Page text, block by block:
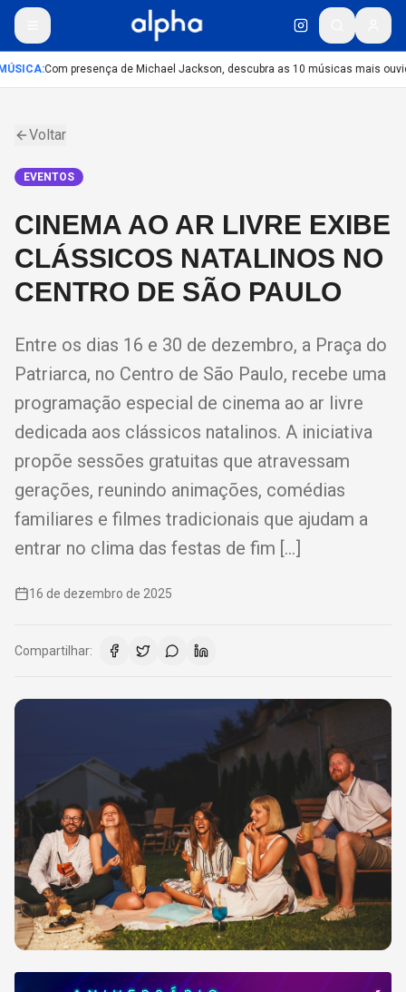
:Com presença de Michael Jackson, descubra as 10 músicas mais
Voltar
EVENTOS
CINEMA AO AR LIVRE EXIBE
CLÁSSICOS NATALINOS NO
CENTRO DE SÃO PAULO
Entre os dias 16 e 30 de dezembro, a Praça do
Patriarca, no Centro de São Paulo, recebe uma
programação especial de cinema ao ar livre
dedicada aos clássicos natalinos. A iniciativa
propõe sessões gratuitas que atravessam
gerações, reunindo animações, comédias
familiares e filmes tradicionais que ajudam a
entrar no clima das festas de fim […]
16 de dezembro de 2025
Compartilhar: